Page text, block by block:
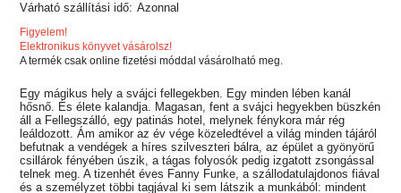
Várható szállítási idő: Azonnal
Figyelem!
Elektronikus könyvet vásárolsz!
A termék csak online fizetési móddal vásárolható meg.
Egy mágikus hely a svájci fellegekben. Egy minden lében kanál
hősnő. És élete kalandja. Magasan, fent a svájci hegyekben büszkén
áll a Fellegszálló, egy patinás hotel, melynek fénykora már rég
leáldozott. Ám amikor az év vége közeledtével a világ minden tájáról
befutnak a vendégek a híres szilveszteri bálra, az épület a gyönyörű
csillárok fényében úszik, a tágas folyosók pedig izgatott zsongással
telnek meg. A tizenhét éves Fanny Funke, a szállodatulajdonos fiával
és a személyzet többi tagjával ki sem látszik a munkából: mindent